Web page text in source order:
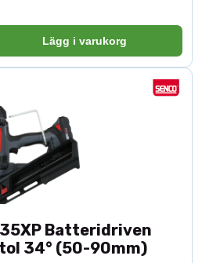
Lägg i varukorg
Batteridriven
34° (50-90mm)